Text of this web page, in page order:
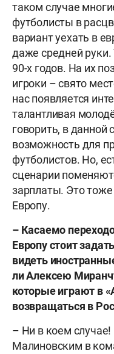
таком случае
футболисты в
вариант уехать в
даже средней руки.
90-х годов. На их
игроки – свято
нас появляется
талантливая
говорить, в данной
возможность для
футболистов. Но,
сценарии
зарплаты. Это тоже
Европу.
– Касаемо
Европу стоит
видеть
ли Алексею
которые играют в
возвращаться в
– Ни в коем
Малиновским в